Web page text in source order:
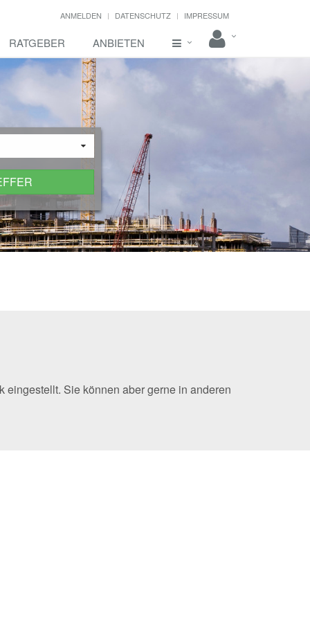
ANMELDEN DATENSCHUTZ IMPRESSUM
RATGEBER ANBIETEN
Sie können aber gerne in anderen